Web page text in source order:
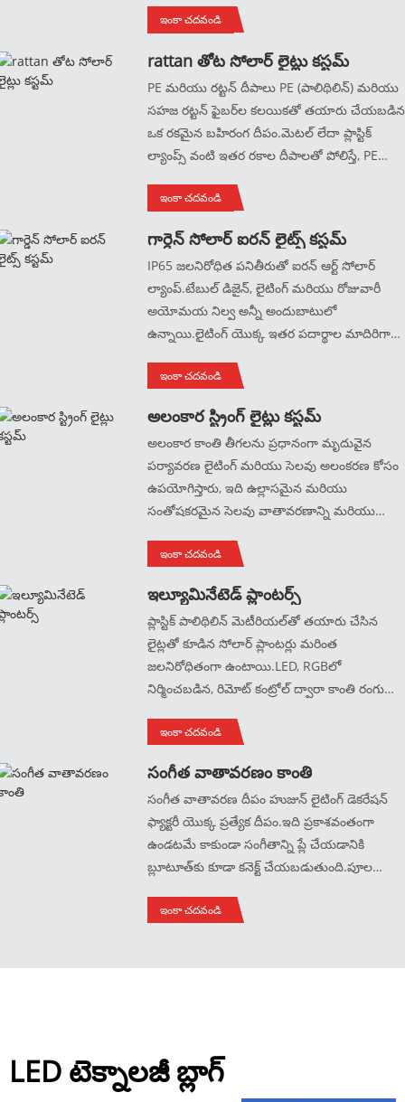
అందిస్తాయి.మూలాధారం ఫ్యాక్టరీ నుండి షిప్పింగ్,
మద్దతు.మీరు సంతృప్తి చెందకపోతే, మీరు
వస్తువులను మార్చుకోవచ్చు.
ఇంకా చదవండి
rattan తోట సోలార్ లైట్లు కస్టమ్
PE మరియు రట్టన్ దీపాలు PE (పాలిథిలిన్) మరియు
సహజ రట్టన్ ఫైబర్‌ల కలయికతో తయారు చేయబడిన
ఒక రకమైన బహిరంగ దీపం.మెటల్ లేదా ప్లాస్టిక్
ల్యాంప్స్ వంటి ఇతర రకాల దీపాలతో పోలిస్తే, PE
అనువైనవిగా ఉంటాయి, ఇది వాటిని చుట్టూ
చేస్తుంది.తుప్పు పట్టడం, క్షీణించడం లేదా పగుళ్లు
వంటి వాతావరణ సంబంధిత నష్టాలకు కూడా ఇవి
ఎక్కువ నిరోధకతను కలిగి ఉంటాయి, ఇది వాటిని
బహిరంగ వినియోగానికి మంచి ఎంపికగా చేస్తుంది.
వాటి ప్రత్యేక ఆకృతి మరియు డిజైన్ కారణంగా,
బహిరంగ ప్రదేశాలలో సహజ మరియు రిలాక్స్డ్
ఇంకా చదవండి
గార్డెన్ సోలార్ ఐరన్ లైట్స్ కస్టమ్
IP65 జలనిరోధిత పనితీరుతో ఐరన్ ఆర్ట్ సోలార్
ల్యాంప్.టేబుల్ డిజైన్, లైటింగ్ మరియు రోజువారీ
అయోమయ నిల్వ అన్నీ అందుబాటులో
ఉన్నాయి.లైటింగ్ యొక్క ఇతర పదార్థాల మాదిరిగా
లైటింగ్ బహిరంగ ప్రదేశ వినియోగానికి మరింత
నిర్భయంగా, ధృడంగా మరియు మన్నికైనది!
ఇంకా చదవండి
అలంకార స్ట్రింగ్ లైట్లు కస్టమ్
అలంకార కాంతి తీగలను ప్రధానంగా మృదువైన
పర్యావరణ లైటింగ్ మరియు సెలవు అలంకరణ కోసం
ఉపయోగిస్తారు, ఇది ఉల్లాసమైన మరియు
సంతోషకరమైన సెలవు వాతావరణాన్ని మరియు
లైటింగ్ ప్రభావాలు మరియు నియంత్రణ పద్ధతులకు
ఇంకా చదవండి
ఇల్యూమినేటెడ్ ప్లాంటర్స్
ప్లాస్టిక్ పాలిథిలిన్ మెటీరియల్‌తో తయారు చేసిన
లైట్లతో కూడిన సోలార్ ప్లాంటర్లు మరింత
జలనిరోధితంగా ఉంటాయి.LED, RGBలో
నిర్మించబడిన, రిమోట్ కంట్రోల్ ద్వారా కాంతి రంగును
ఇంకా చదవండి
సంగీత వాతావరణం కాంతి
సంగీత వాతావరణ దీపం హుజున్ లైటింగ్ డెకరేషన్
ఫ్యాక్టరీ యొక్క ప్రత్యేక దీపం.ఇది ప్రకాశవంతంగా
ఉండటమే కాకుండా సంగీతాన్ని ప్లే చేయడానికి
బ్లూటూత్‌కు కూడా కనెక్ట్ చేయబడుతుంది.పూల
వంటి వివిధ శైలులు ఉన్నాయి, ఇవి ఆచరణాత్మకంగా
ఇంకా చదవండి
LED టెక్నాలజీ బ్లాగ్